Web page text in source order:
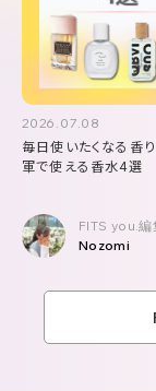
2026.07.08
毎日使いたくなる香
軍で使える香水4選
FITS you.編
Nozomi